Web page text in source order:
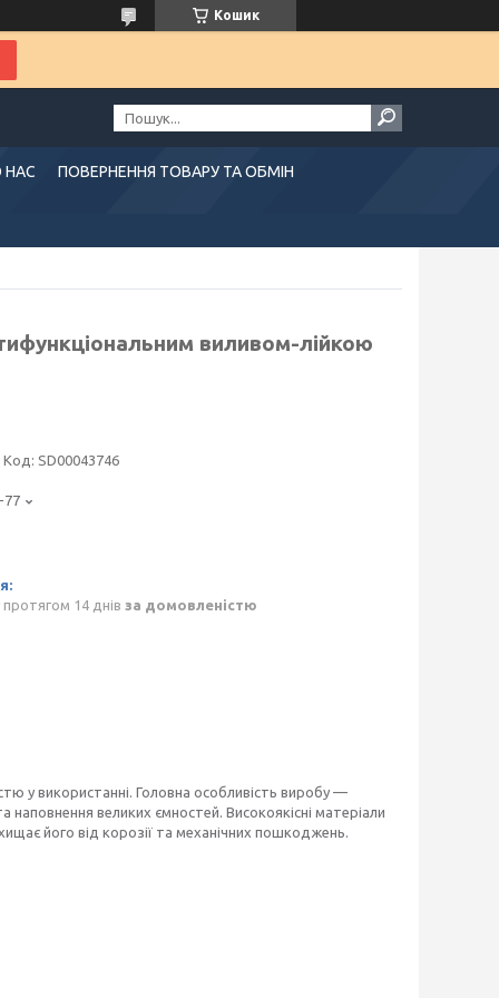
Кошик
НАС ПОВЕРНЕННЯ ТОВАРУ ТА ОБМІН
виливом-лійкою
Код: SD00043746
77
14 днів за домовленістю
у використанні. Головна особливість виробу —
великих ємностей. Високоякісні матеріали
його від корозії та механічних пошкоджень.